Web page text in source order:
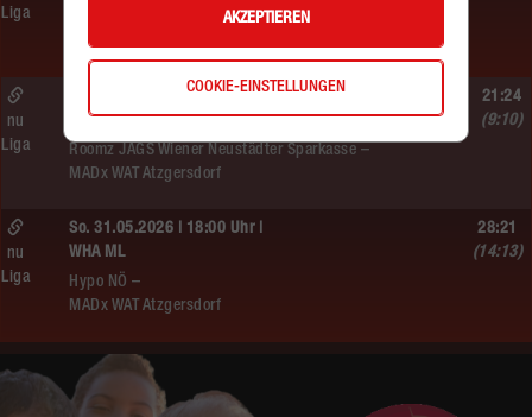
MADx WAT Atzgersdorf –
HIB Handball Graz
Liga
WU18
Roomz JAGS Wiener Neustädter Sparkasse –
MADx WAT Atzgersdorf
nu
Liga
21:24
(9:10)
So. 31.05.2026 | 18:00 Uhr |
WHA ML
Hypo NÖ –
MADx WAT Atzgersdorf
nu
Liga
28:21
(14:13)
AKZEPTIEREN
COOKIE-EINSTELLUNGEN